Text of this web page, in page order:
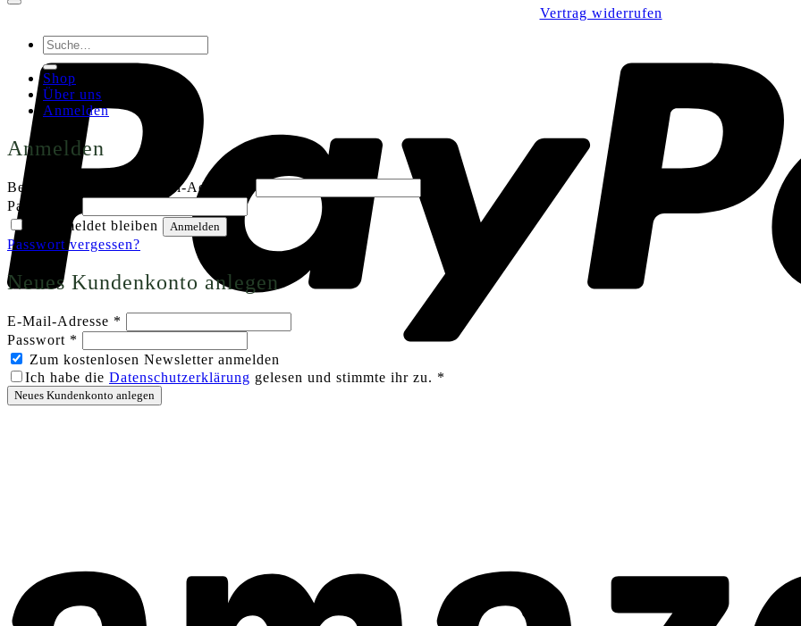
Vertrag widerrufen
Suche
nach:
Shop
Über uns
Anmelden
Anmelden
Benutzername oder E-Mail-Adresse
Passwort
Angemeldet bleiben
Anmelden
Passwort vergessen?
Neues Kundenkonto anlegen
E-Mail-Adresse *
Passwort *
Zum kostenlosen Newsletter anmelden
Ich habe die Datenschutzerklärung gelesen und stimmte ihr zu. *
Neues Kundenkonto anlegen